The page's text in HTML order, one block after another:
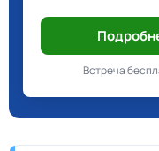
Встреча